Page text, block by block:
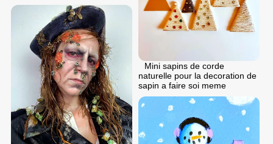
Mini sapins de corde
naturelle pour la decoration de
sapin a faire soi meme